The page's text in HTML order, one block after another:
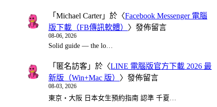
「 Michael Carter」於〈Facebook Messenger 電腦
版下載（FB傳訊軟體） 〉發佈留言
08-06, 2026
Solid guide — the lo…
「 匿名訪客 」於〈LINE 電腦版官方下載 2026 最
新版（Win+Mac 版） 〉發佈留言
08-03, 2026
東京・大阪 日本女生預約指南 認準 千夏…